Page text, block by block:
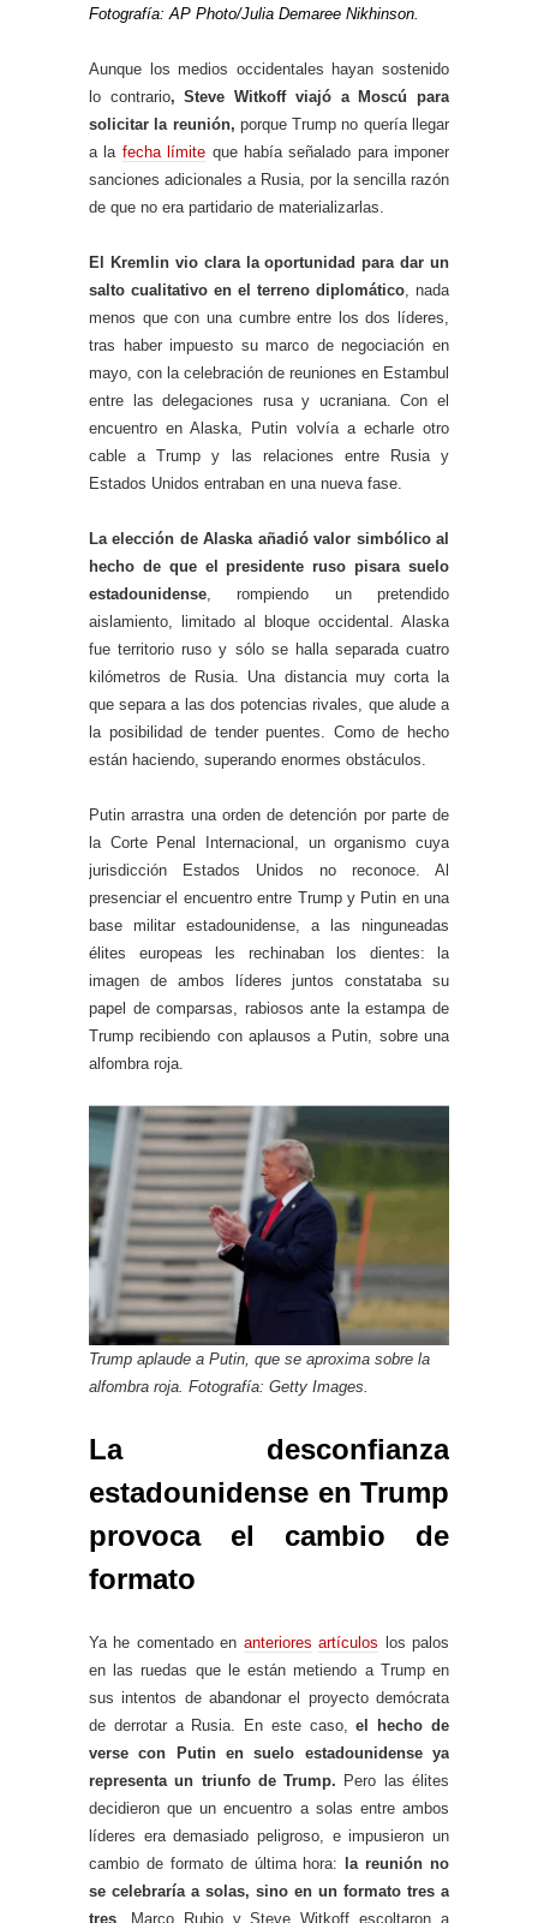
Fotografía: AP Photo/Julia Demaree Nikhinson.
Aunque los medios occidentales hayan sostenido
lo contrario, Steve Witkoff viajó a Moscú para
solicitar la reunión, porque Trump no quería llegar
a la fecha límite que había señalado para imponer
sanciones adicionales a Rusia, por la sencilla razón
de que no era partidario de materializarlas.
El Kremlin vio clara la oportunidad para dar un
salto cualitativo en el terreno diplomático , nada
menos que con una cumbre entre los dos líderes,
tras haber impuesto su marco de negociación en
mayo, con la celebración de reuniones en Estambul
entre las delegaciones rusa y ucraniana. Con el
encuentro en Alaska, Putin volvía a echarle otro
cable a Trump y las relaciones entre Rusia y
Estados Unidos entraban en una nueva fase.
La elección de Alaska añadió valor simbólico al
hecho de que el presidente ruso pisara suelo
estadounidense , rompiendo un pretendido
aislamiento, limitado al bloque occidental. Alaska
fue territorio ruso y sólo se halla separada cuatro
kilómetros de Rusia. Una distancia muy corta la
que separa a las dos potencias rivales, que alude a
la posibilidad de tender puentes. Como de hecho
están haciendo, superando enormes obstáculos.
Putin arrastra una orden de detención por parte de
la Corte Penal Internacional, un organismo cuya
jurisdicción Estados Unidos no reconoce. Al
presenciar el encuentro entre Trump y Putin en una
base militar estadounidense, a las ninguneadas
élites europeas les rechinaban los dientes: la
imagen de ambos líderes juntos constataba su
papel de comparsas, rabiosos ante la estampa de
Trump recibiendo con aplausos a Putin, sobre una
alfombra roja.
Trump aplaude a Putin, que se aproxima sobre la
alfombra roja. Fotografía: Getty Images.
La desconfianza
estadounidense en Trump
provoca el cambio de
formato
Ya he comentado en anteriores artículos los palos
en las ruedas que le están metiendo a Trump en
sus intentos de abandonar el proyecto demócrata
de derrotar a Rusia. En este caso,el hecho de
verse con Putin en suelo estadounidense ya
representa un triunfo de Trump. Pero las élites
decidieron que un encuentro a solas entre ambos
líderes era demasiado peligroso, e impusieron un
cambio de formato de última hora:
la reunión no
se celebraría a solas, sino en un formato tres a
tres . Marco Rubio y Steve Witkoff escoltaron a